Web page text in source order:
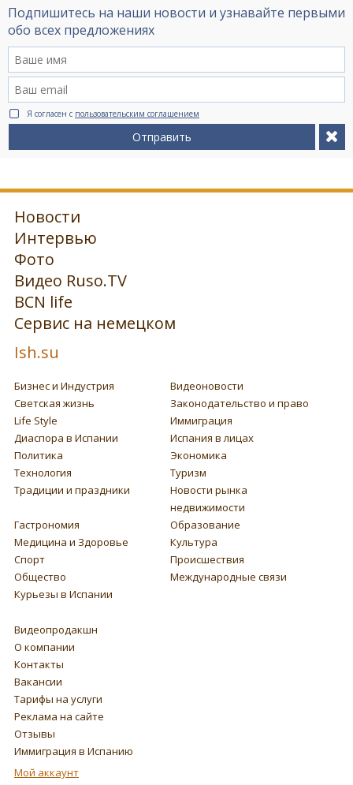
Подпишитесь на наши новости и узнавайте первыми
обо всех предложениях
Я согласен с пользовательским соглашением
Отправить
Новости
Интервью
Фото
Видео Ruso.TV
BCN life
Сервис на немецком
Ish.su
Бизнес и Индустрия
Видеоновости
Светская жизнь
Законодательство и право
Life Style
Иммиграция
Диаспора в Испании
Испания в лицах
Политика
Экономика
Технология
Туризм
Традиции и праздники
Новости рынка
недвижимости
Гастрономия
Образование
Медицина и Здоровье
Культура
Спорт
Происшествия
Общество
Международные связи
Курьезы в Испании
Видеопродакшн
О компании
Контакты
Вакансии
Тарифы на услуги
Реклама на сайте
Отзывы
Иммиграция в Испанию
Мой аккаунт